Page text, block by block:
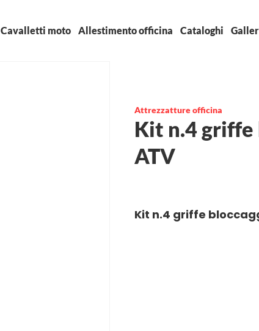
Cavalletti moto Allestimento officina Cataloghi
Attrezzatture officina
Kit n.4 griffe
ATV
Kit n.4 griffe